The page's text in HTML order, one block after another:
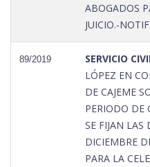
ABOGADOS
JUICIO.-
89/2019 SERVICIO
LÓPEZ EN
DE CAJEME
PERIODO DE
SE FIJAN LAS
DICIEMBRE
PARA LA